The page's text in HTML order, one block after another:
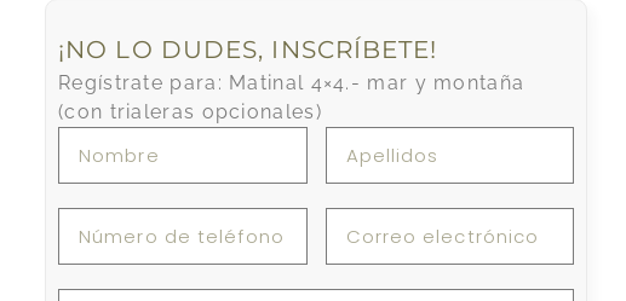
¡NO LO DUDES, INSCRÍBETE!
Regístrate para: Matinal 4×4.- mar y montaña
(con trialeras opcionales)